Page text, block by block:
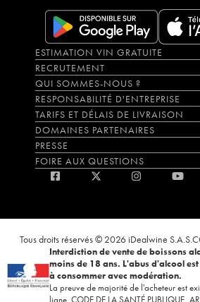
ESTIMATION VIN GRATUITE
RECRUTEMENT
QUI SOMMES-NOUS ?
RESPONSABILITÉ D'ENTREPRISE
TARIFS ET DÉLAIS DE LIVRAISON
DOMAINES PARTENAIRES
PRESSE
FOIRE AUX QUESTIONS
Tous droits réservés © 2026 iDealwine S.A.S.
Interdiction de vente de boissons
moins de 18 ans. L'abus d'alcool
à consommer avec modération.
La preuve de majorité de l'acheteur est
ligne. CODE DE LA SANTÉ PUBLIQUE,